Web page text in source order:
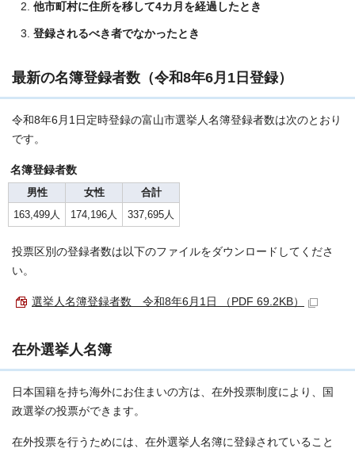
他市町村に住所を移して4カ月を経過したとき
登録されるべき者でなかったとき
最新の名簿登録者数（令和8年6月1日登録）
令和8年6月1日定時登録の富山市選挙人名簿登録者数は次のとおり
です。
名簿登録者数
男性
女性
合計
163,499人
174,196人 337,695人
投票区別の登録者数は以下のファイルをダウンロードしてくださ
い。
選挙人名簿登録者数 令和8年6月1日 （PDF 69.2KB）
在外選挙人名簿
日本国籍を持ち海外にお住まいの方は、在外投票制度により、国
政選挙の投票ができます。
在外投票を行うためには、在外選挙人名簿に登録されていること